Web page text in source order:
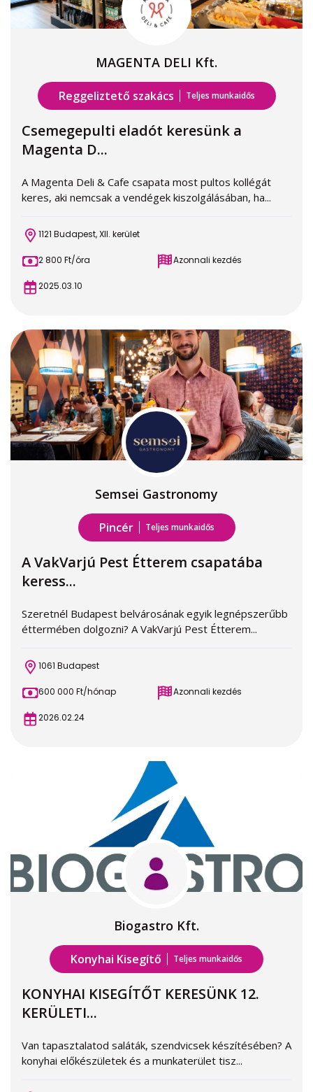
MAGENTA DELI Kft.
Reggeliztető szakács Teljes munkaidős
Csemegepulti eladót keresünk a
Magenta D...
A Magenta Deli & Cafe csapata most pultos kollégát
keres, aki nemcsak a vendégek kiszolgálásában, ha...
1121 Budapest, XII. kerület
2 800 Ft/óra Azonnali kezdés
2025.03.10
Semsei Gastronomy
Pincér Teljes munkaidős
A VakVarjú Pest Étterem csapatába
keress...
Szeretnél Budapest belvárosának egyik legnépszerűbb
éttermében dolgozni? A VakVarjú Pest Étterem...
1061 Budapest
600 000 Ft/hónap Azonnali kezdés
2026.02.24
Biogastro Kft.
Konyhai Kisegítő Teljes munkaidős
KONYHAI KISEGÍTŐT KERESÜNK 12.
KERÜLETI...
Van tapasztalatod saláták, szendvicsek készítésében? A
konyhai előkészületek és a munkaterület tisz...